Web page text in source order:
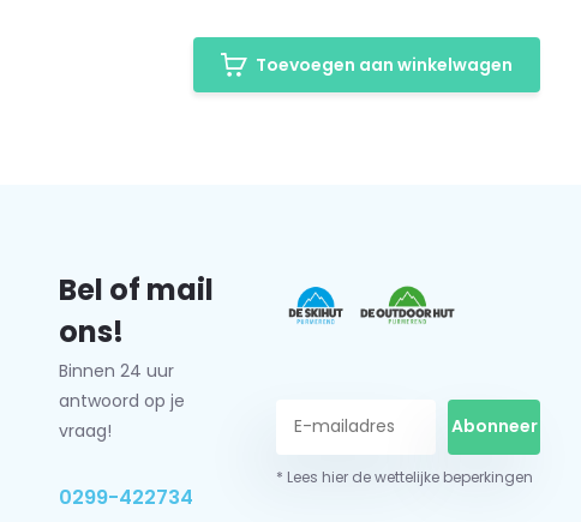
Toevoegen aan winkelwagen
Bel of mail
ons!
Binnen 24 uur
antwoord op je
vraag!
0299-422734
Abonneer
* Lees hier de wettelijke beperkingen